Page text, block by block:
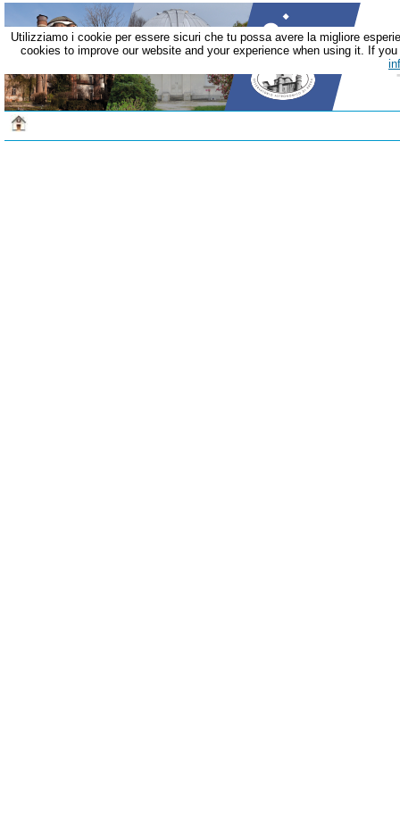
Utilizziamo i cookie per essere sicuri che tu possa avere la migliore
cookies to improve our website and your experience when using it. If